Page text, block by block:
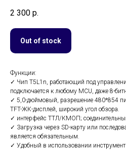
2 300 р.
Out of stock
Функции:
✓ Чип T5L1n, работающий под
подключается к любому MCU, даже 8-
✓ 5,0-дюймовый, разрешение 480*854
TFT-ЖК-дисплей, широкий угол обзора.
✓ интерфейс ТТЛ/КМОП;
✓ Загрузка через SD-карту или
является обязательным.
✓ Удобный в использовании инструмент